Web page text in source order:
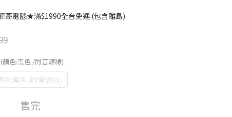
哥電腦★滿$1990全台免運 (包含離島)
顏色:黑色 /附音源線)
色:黑色 /附音源線)
售完